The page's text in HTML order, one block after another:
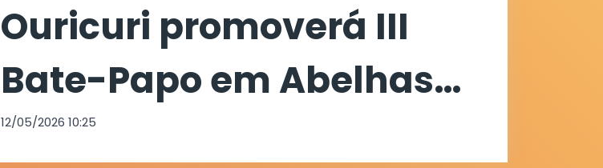
Ouricuri promoverá III
Bate-Papo em Abelhas
no dia 22 de maio
12/05/2026 10:25